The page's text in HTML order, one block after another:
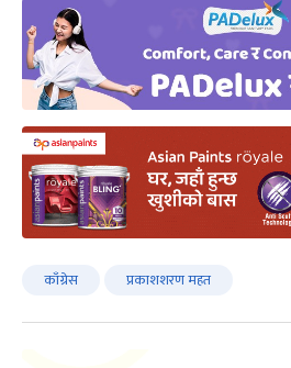
काँग्रेस प्रकाशशरण महत